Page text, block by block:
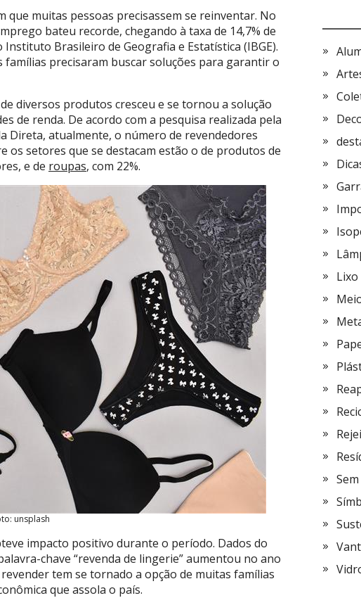
que muitas pessoas precisassem se reinventar. No
bateu recorde, chegando à taxa de 14,7% de
Brasileiro de Geografia e Estatística (IBGE).
famílias precisaram buscar soluções para garantir o
diversos produtos cresceu e se tornou a solução
de renda. De acordo com a pesquisa realizada pela
Direta, atualmente, o número de revendedores
os setores que se destacam estão o de produtos de
e de roupas, com 22%.
unsplash
impacto positivo durante o período. Dados do
chave “revenda de lingerie” aumentou no ano
tem se tornado a opção de muitas famílias
que assola o país.
Lixo